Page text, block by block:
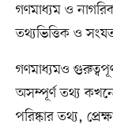
গণমাধ্যম ও
তথ্যভিত্তিক ও
গণমাধ্যমও
অসম্পূর্ণ তথ্য
পরিষ্কার তথ্য,